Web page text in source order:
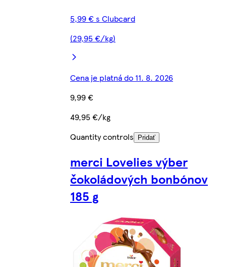
5,99 € s Clubcard
(29,95 €/kg)
Cena je platná do 11. 8. 2026
9,99 €
49,95 €/kg
Quantity controls
Pridať
merci Lovelies výber
čokoládových bonbónov
185 g